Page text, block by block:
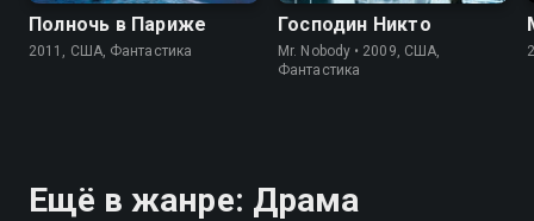
Полночь в Париже
2011, США, Фантастика
Господин Никто
Mr. Nobody • 2009, США,
Фантастика
Ещё в жанре: Драма